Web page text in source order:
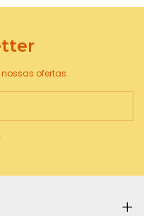
ofertas.